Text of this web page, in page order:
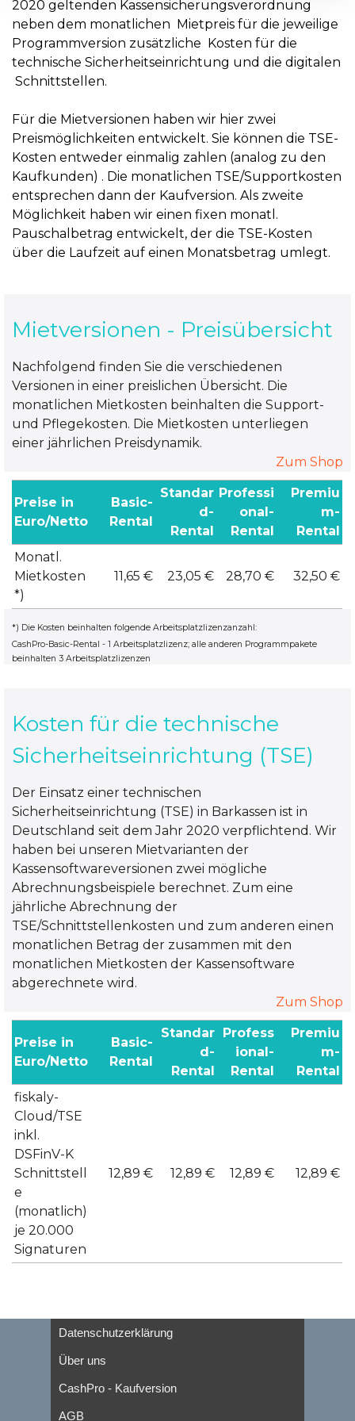
2020 geltenden Kassensicherungsverordnung
neben dem monatlichen Mietpreis für die jeweilige
Programmversion zusätzliche Kosten für die
technische Sicherheitseinrichtung und die digitalen
Schnittstellen.
Für die Mietversionen haben wir hier zwei
Preismöglichkeiten entwickelt. Sie können die TSE-
Kosten entweder einmalig zahlen (analog zu den
Kaufkunden) . Die monatlichen TSE/Supportkosten
entsprechen dann der Kaufversion. Als zweite
Möglichkeit haben wir einen fixen monatl.
Pauschalbetrag entwickelt, der die TSE-Kosten
über die Laufzeit auf einen Monatsbetrag umlegt.
Mietversionen - Preisübersicht
Nachfolgend finden Sie die verschiedenen
Versionen in einer preislichen Übersicht. Die
monatlichen Mietkosten beinhalten die Support-
und Pflegekosten. Die Mietkosten unterliegen
einer jährlichen Preisdynamik.
Zum Shop
Preise in
Euro/Netto
Basic-
Rental
Standar
d-
Rental
Professi
onal-
Rental
Premiu
m-
Rental
Monatl.
Mietkosten
*)
11,65 € 23,05 € 28,70 € 32,50 €
*) Die Kosten beinhalten folgende Arbeitsplatzlizenzanzahl:
CashPro-Basic-Rental - 1 Arbeitsplatzlizenz; alle anderen Programmpakete
beinhalten 3 Arbeitsplatzlizenzen
Kosten für die technische
Sicherheitseinrichtung (TSE)
Der Einsatz einer technischen
Sicherheitseinrichtung (TSE) in Barkassen ist in
Deutschland seit dem Jahr 2020 verpflichtend. Wir
haben bei unseren Mietvarianten der
Kassensoftwareversionen zwei mögliche
Abrechnungsbeispiele berechnet. Zum eine
jährliche Abrechnung der
TSE/Schnittstellenkosten und zum anderen einen
monatlichen Betrag der zusammen mit den
monatlichen Mietkosten der Kassensoftware
abgerechnete wird.
Zum Shop
Preise in
Euro/Netto
Basic-
Rental
Standar
d-
Rental
Profess
ional-
Rental
Premiu
m-
Rental
fiskaly-
Cloud/TSE
inkl.
DSFinV-K
Schnittstell
e
(monatlich)
je 20.000
Signaturen
12,89 € 12,89 € 12,89 € 12,89 €
Datenschutzerklärung
Über uns
CashPro - Kaufversion
AGB